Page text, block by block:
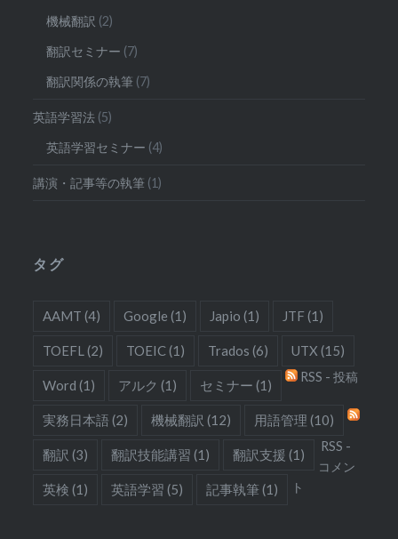
機械翻訳 (2)
翻訳セミナー (7)
翻訳関係の執筆 (7)
英語学習法 (5)
英語学習セミナー (4)
講演・記事等の執筆 (1)
タグ
AAMT (4) Google (1) Japio (1) JTF(1)
TOEFL (2) TOEIC(1) Trados (6) UTX (15)
Word (1) アルク (1) セミナー (1)
実務日本語 (2) 機械翻訳 (12) 用語管理 (10)
翻訳 (3) 翻訳技能講習 (1) 翻訳支援 (1)
英検 (1) 英語学習 (5) 記事執筆(1)
RSS - 投稿
RSS -
コメン
ト